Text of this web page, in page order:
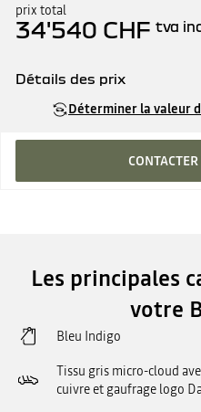
prix total
34'540 CHF tva
Détails des prix
Déterminer la valeur
Les principales
votre
Bleu Indigo
Tissu gris micro-cloud
cuivre et gaufrage logo